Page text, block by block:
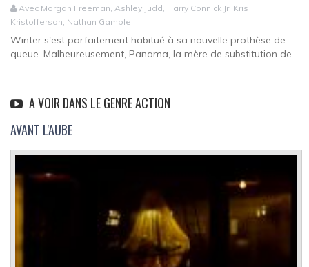
Avec Morgan Freeman, Ashley Judd, Harry Connick Jr, Kris
Kristofferson, Nathan Gamble
Winter s'est parfaitement habitué à sa nouvelle prothèse de
queue. Malheureusement, Panama, la mère de substitution de...
A VOIR DANS LE GENRE ACTION
AVANT L'AUBE